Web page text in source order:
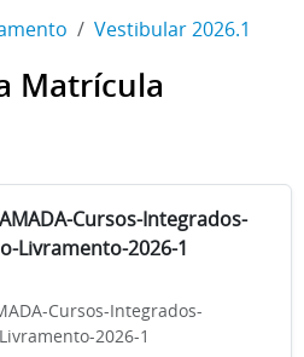
Vestibular 2026.1
Matrícula
Cursos-Integrados-
Livramento-2026-1
Cursos-Integrados-
2026-1